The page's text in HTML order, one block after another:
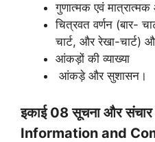
गुणात्मक एवं
चित्रवत वर्णन (बार-
चार्ट, और रेखा-चार्ट)
आंकड़ों की व्याख्या
आंकड़े और सुशासन।
इकाई 08 सूचना और संचार
Information and